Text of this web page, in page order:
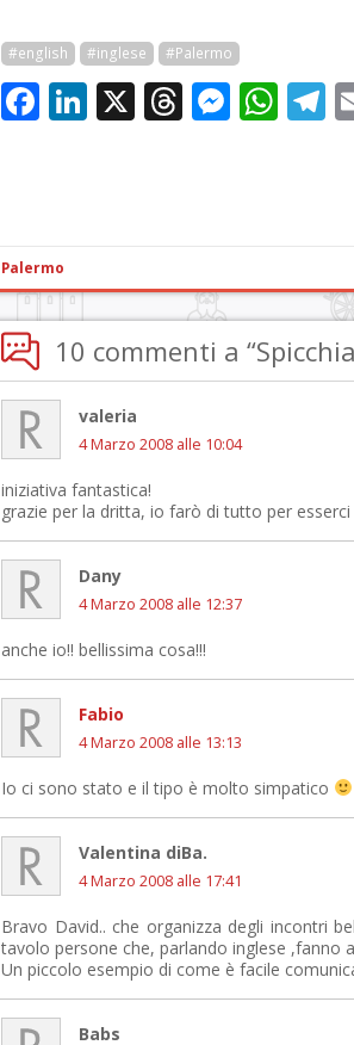
#english #inglese #Palermo
Facebook
LinkedIn
X Threads
Palermo
10 commenti a
valeria
4 Marzo 2008 alle 10:04
iniziativa fantastica!
grazie per la dritta, io farò di tutto per esserci
Dany
4 Marzo 2008 alle 12:37
anche io!! bellissima cosa!!!
Fabio
4 Marzo 2008 alle 13:13
Io ci sono stato e il tipo è molto simpatico
Valentina diBa.
4 Marzo 2008 alle 17:41
Bravo David.. che organizza degli incontri
tavolo persone che, parlando inglese ,fanno
Un piccolo esempio di come è facile
Babs